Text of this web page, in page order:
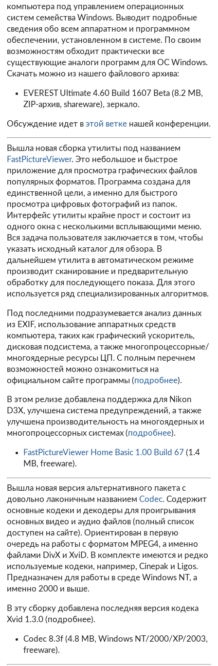
компьютера под управлением операционных
систем семейства Windows. Выводит подробные
сведения обо всем аппаратном и программном
обеспечении, установленном в системе. По своим
возможностям обходит практически все
существующие аналоги программ для ОС Windows.
Скачать можно из нашего файлового архива:
EVEREST Ultimate 4.60 Build 1607 Beta (8.2 MB,
ZIP-архив, shareware), зеркало.
Обсуждение идет в этой ветке нашей конференции.
Вышла новая сборка утилиты под названием
FastPictureViewer. Это небольшое и быстрое
приложение для просмотра графических файлов
популярных форматов. Программа создана для
единственной цели, а именно для быстрого
просмотра цифровых фотографий из папок.
Интерфейс утилиты крайне прост и состоит из
одного окна с несколькими всплывающими меню.
Вся задача пользователя заключается в том, чтобы
указать исходный каталог для обзора. В
дальнейшем утилита в автоматическом режиме
производит сканирование и предварительную
обработку для последующего показа. Для этого
используется ряд специализированных алгоритмов.
Под последними подразумевается анализ данных
из EXIF, использование аппаратных средств
компьютера, таких как графический ускоритель,
дисковая подсистема, а также многопроцессорные/
многоядерные ресурсы ЦП. С полным перечнем
возможностей можно ознакомиться на
официальном сайте программы (подробнее).
В этом релизе добавлена поддержка для Nikon
D3X, улучшена система предупреждений, а также
улучшена производительность на многоядерных и
многопроцессорных системах (подробнее).
FastPictureViewer Home Basic 1.00 Build 67 (1.4
MB, freeware).
Вышла новая версия альтернативного пакета с
довольно лаконичным названием Codec. Содержит
основные кодеки и декодеры для проигрывания
основных видео и аудио файлов (полный список
доступен на сайте). Ориентирован в первую
очередь на работы с форматом MPEG4, а именно
файлами DivX и XviD. В комплекте имеются и редко
используемые кодеки, например, Cinepak и Ligos.
Предназначен для работы в среде Windows NT, а
именно 2000 и выше.
В эту сборку добавлена последняя версия кодека
Xvid 1.3.0 (подробнее).
Codec 8.3f(4.8 MB, Windows NT/2000/XP/2003,
freeware).